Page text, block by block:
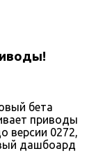
бета
приводы
версии 0272,
дашбоард